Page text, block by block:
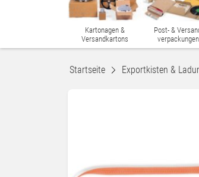
Kartonagen &
Versandkartons
Post- &
verpackungen
Startseite Exportkisten &